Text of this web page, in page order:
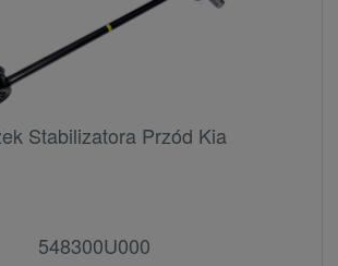
Stabilizatora Przód Kia
548300U000